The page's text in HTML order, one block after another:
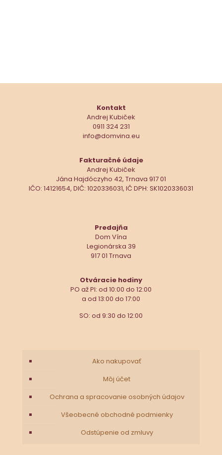
Kontakt
Andrej Kubiček
0911 324 231
info@domvina.eu
Fakturačné údaje
Andrej Kubiček
Jána Hajdóczyho 42, Trnava 917 01
IČO: 14121654, DIČ: 1020336031, IČ DPH: SK1020336031
Predajňa
Dom Vína
Legionárska 39
917 01 Trnava
Otváracie hodiny
PO až PI: od 10:00 do 12:00
a od 13:00 do 17:00
SO: od 9:30 do 12:00
Ako nakupovať
Môj účet
Ochrana a spracovanie osobných údajov
Všeobecné obchodné podmienky
Odstúpenie od zmluvy